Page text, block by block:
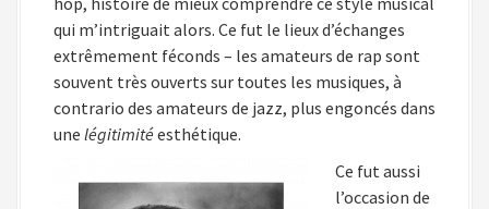
qui m’intriguait alors. Ce fut le lieux d’échanges
extrêmement féconds – les amateurs de rap sont
souvent très ouverts sur toutes les musiques, à
contrario des amateurs de jazz, plus engoncés dans
une légitimitéesthétique.
Ce fut aussi
l’occasion de